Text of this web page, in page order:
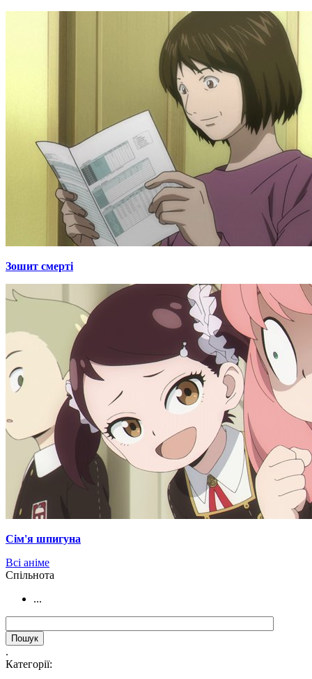
Зошит смерті
Сім'я шпигуна
Всі аніме
Cпільнота
...
.
Категорії: